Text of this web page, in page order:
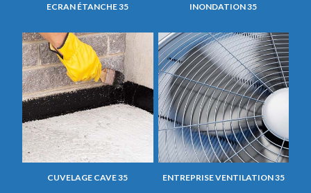
ECRAN ÉTANCHE 35 INONDATION 35
CUVELAGE CAVE 35 ENTREPRISE VENTILATION 35